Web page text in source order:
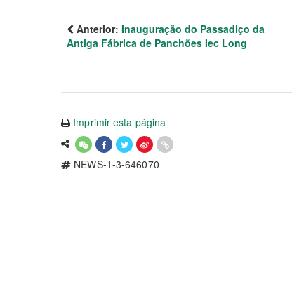
Anterior: Inauguração do Passadiço da
Antiga Fábrica de Panchões Iec Long
Imprimir esta página
NEWS-1-3-646070